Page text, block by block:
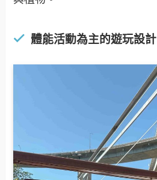
體能活動為主的遊玩設計